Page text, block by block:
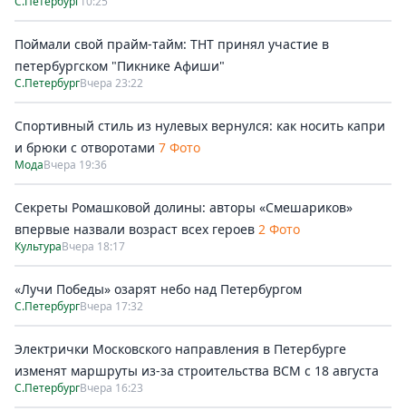
Поймали свой прайм-тайм: ТНТ принял участие в
петербургском "Пикнике Афиши"
С.ПетербургВчера 23:22
Спортивный стиль из нулевых вернулся: как носить капри
и брюки с отворотами 7 Фото
МодаВчера 19:36
Секреты Ромашковой долины: авторы «Смешариков»
впервые назвали возраст всех героев 2 Фото
КультураВчера 18:17
«Лучи Победы» озарят небо над Петербургом
С.ПетербургВчера 17:32
Электрички Московского направления в Петербурге
изменят маршруты из-за строительства ВСМ с 18 августа
С.ПетербургВчера 16:23